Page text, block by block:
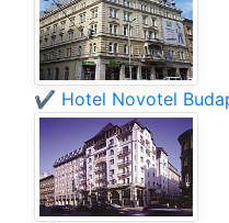
✔️ Hotel Novotel